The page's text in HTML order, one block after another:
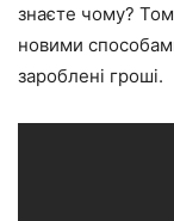
знаєте чому?
новими
зароблені гроші.